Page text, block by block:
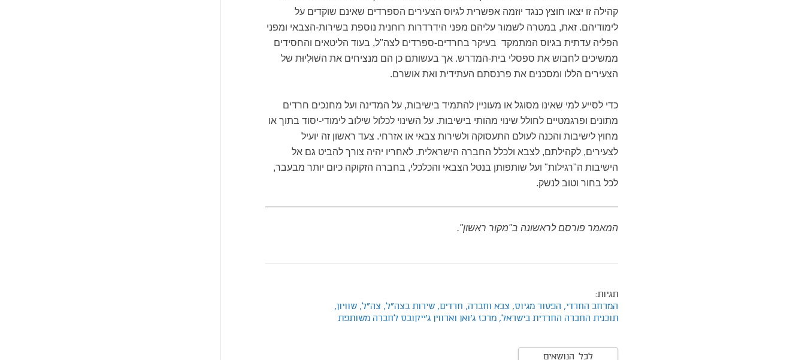
קהילה זו יצאו חוצץ כנגד יוזמה אפשרית לגיוס הצעירים הספרדים שאינם שוקדים על
לימודיהם. זאת, במטרה לשמור עליהם מפני הידרדרות רוחנית נוספת בשירות-הצבאי ומפני
הפליה עדתית בגיוס המתמקד בעיקר בחרדים-ספרדים לצה"ל, בעוד הליטאים והחסידים
ממשיכים לחבוש את ספסלי בית-המדרש. אך בעשותם כן הם מנציחים את השׁוּלִיוּת של
הצעירים הללו ומסכנים את פרנסתם העתידית ואת אושרם.
כדי לסייע למי שאינו מסוגל או מעוניין להתמיד בישיבות, על המדינה ועל מחנכים חרדים
מתונים ופרגמטיים לחולל שינוי מהותי בישיבות. על השינוי לכלול שילוב לימודי-יסוד בתוך או
מחוץ לישיבות והכנה לעולם התעסוקה ולשירות צבאי או אזרחי. צעד ראשון זה יועיל
לצעירים, לקהילתם, לצבא ולכלל החברה הישראלית. לאחריו יהיה צורך להביט גם אל
הישיבות ה"רגילות" ועל שותפותן בנטל הצבאי והכלכלי, בחברה הזקוקה כיום יותר מבעבר,
לכל בחור וטוב לנשק.
המאמר פורסם לראשונה ב"מקור ראשון".
תגיות:
המרחב החרדי, הפטור מגיוס, צבא וחברה, חרדים, שירות בצה"ל, צה"ל, שוויון,
תוכנית החברה החרדית בישראל, מרכז ג'ואן וארווין ג'ייקובס לחברה משותפת
לכל הנושאים